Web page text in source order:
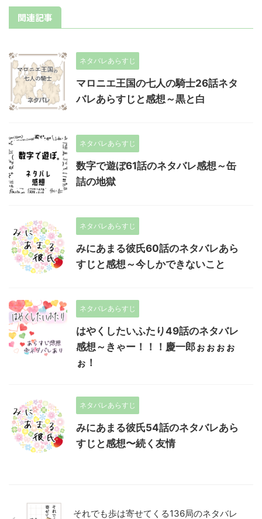
関連記事
ネタバレあらすじ
マロニエ王国の七人の騎士26話ネタ
バレあらすじと感想～黒と白
ネタバレあらすじ
数字で遊ぼ61話のネタバレ感想～缶
詰の地獄
ネタバレあらすじ
みにあまる彼氏60話のネタバレあら
すじと感想～今しかできないこと
ネタバレあらすじ
はやくしたいふたり49話のネタバレ
感想～きゃー！！！慶一郎ぉぉぉぉ
ぉ！
ネタバレあらすじ
みにあまる彼氏54話のネタバレあら
すじと感想〜続く友情
それでも歩は寄せてくる136局のネタバレ